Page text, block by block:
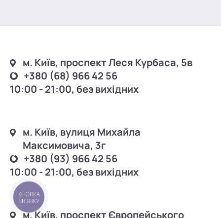
м. Київ, проспект Леся Курбаса, 5в
+380 (68) 966 42 56
10:00 - 21:00, без вихідних
м. Київ, вулиця Михайла
Максимовича, 3г
+380 (93) 966 42 56
10:00 - 21:00, без вихідних
м. Київ, проспект Європейського
КНОПКА
ЗВ'ЯЗКУ